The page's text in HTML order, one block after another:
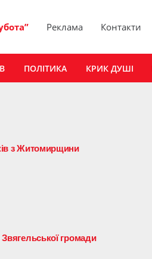
Реклама Контакти
ПОЛІТИКА КРИК ДУШІ
з Житомирщини
громади